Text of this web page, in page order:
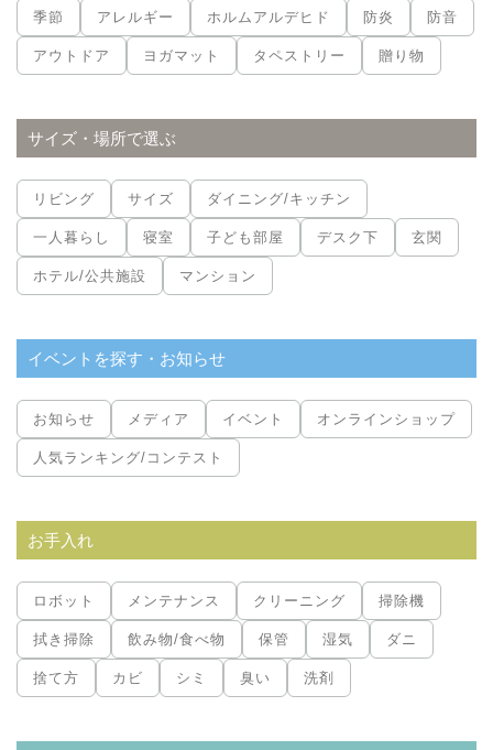
季節 アレルギー ホルムアルデヒド 防炎 防音
アウトドア ヨガマット タペストリー 贈り物
サイズ・場所で選ぶ
リビング サイズ ダイニング/キッチン
一人暮らし 寝室 子ども部屋 デスク下 玄関
ホテル/公共施設 マンション
イベントを探す・お知らせ
お知らせ メディア イベント オンラインショップ
人気ランキング/コンテスト
お手入れ
ロボット メンテナンス クリーニング 掃除機
拭き掃除 飲み物/食べ物 保管 湿気 ダニ
捨て方 カビ シミ 臭い 洗剤